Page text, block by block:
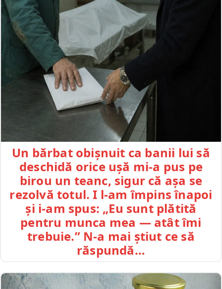
Un bărbat obișnuit ca banii lui să
deschidă orice ușă mi-a pus pe
birou un teanc, sigur că așa se
rezolvă totul. I l-am împins înapoi
și i-am spus: „Eu sunt plătită
pentru munca mea — atât îmi
trebuie.” N-a mai știut ce să
răspundă…